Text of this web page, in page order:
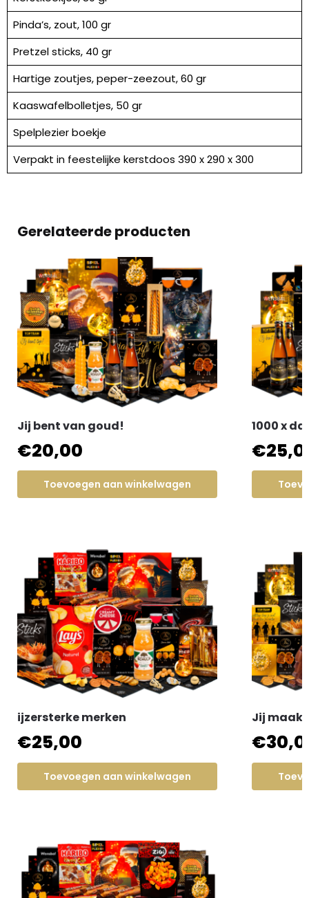
Pinda’s, zout, 100 gr
Pretzel sticks, 40 gr
Hartige zoutjes, peper-zeezout, 60 gr
Kaaswafelbolletjes, 50 gr
Spelplezier boekje
Verpakt in feestelijke kerstdoos 390 x 290 x 300
Gerelateerde producten
Jij bent van goud!
€20,00
Toevoegen aan winkelwagen
1000 x
€
ijzersterke merken
€25,00
Toevoegen aan winkelwagen
Jij
€